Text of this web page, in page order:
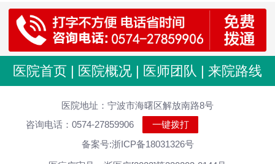
前列腺炎的病因是什么 2026-08-03
前列腺的症状是怎样的 2026-08-03
男性尿道炎发病原因分析
尿道炎症状 男性怎么治疗
男性尿道炎会有什么原因
急性尿道炎持续多久
男性尿道炎怎么好
医院首页 | 医院概况 | 医师团队 | 来院路线
医院地址：宁波市海曙区解放南路8号
咨询电话：0574-27859906
一键拨打
备案号:浙ICP备18031326号